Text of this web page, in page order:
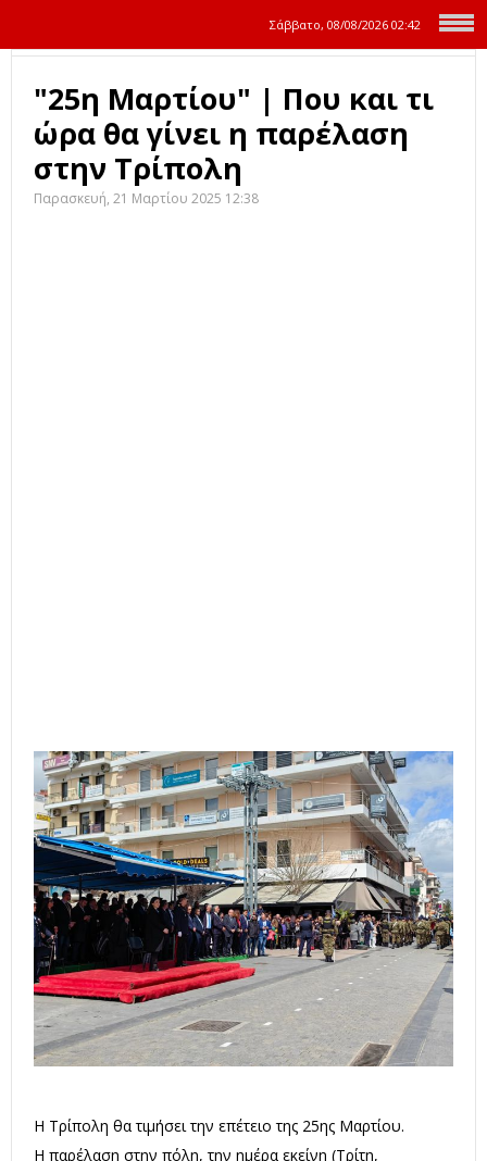
Σάββατο, 08/08/2026 02:42
"25η Μαρτίου" | Που και τι
ώρα θα γίνει η παρέλαση
στην Τρίπολη
Παρασκευή, 21 Μαρτίου 2025 12:38
Η Τρίπολη θα τιμήσει την επέτειο της 25ης Μαρτίου.
Η παρέλαση στην πόλη, την ημέρα εκείνη (Τρίτη,